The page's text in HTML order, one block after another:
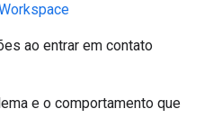
ao entrar em contato
e o comportamento que